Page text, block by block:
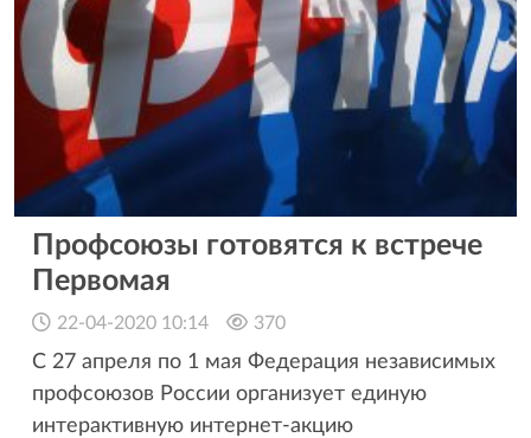
Профсоюзы готовятся к встрече
Первомая
22-04-2020 10:14 370
С 27 апреля по 1 мая Федерация независимых
профсоюзов России организует единую
интерактивную интернет-акцию